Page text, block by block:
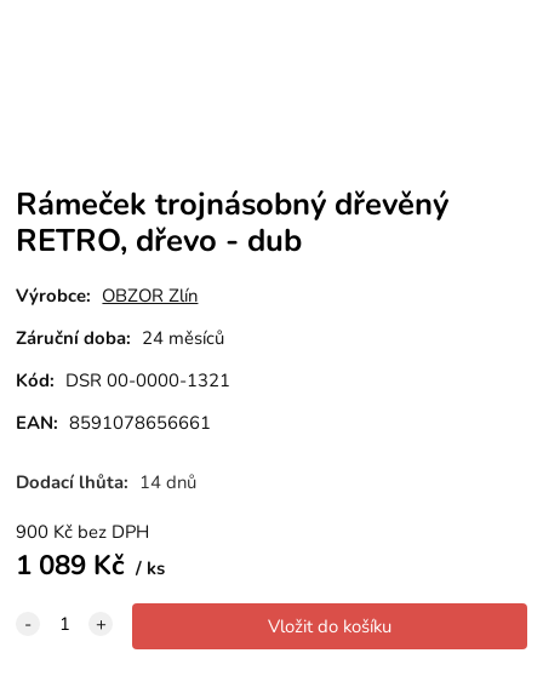
Rámeček trojnásobný dřevěný
RETRO, dřevo - dub
Výrobce: OBZOR Zlín
Záruční doba: 24 měsíců
Kód: DSR 00-0000-1321
EAN: 8591078656661
Dodací lhůta: 14 dnů
900 Kč bez DPH
1 089 Kč ks